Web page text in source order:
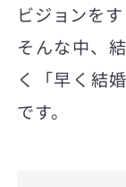
ビジョンを
そんな中、
く「早く結
です。